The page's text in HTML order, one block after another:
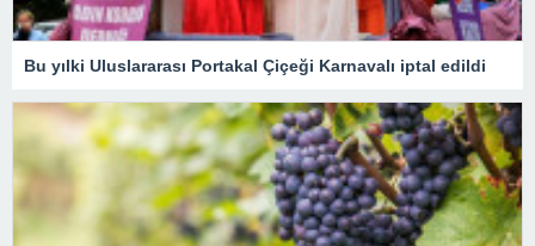
Bu yılki Uluslararası Portakal Çiçeği Karnavalı iptal edildi